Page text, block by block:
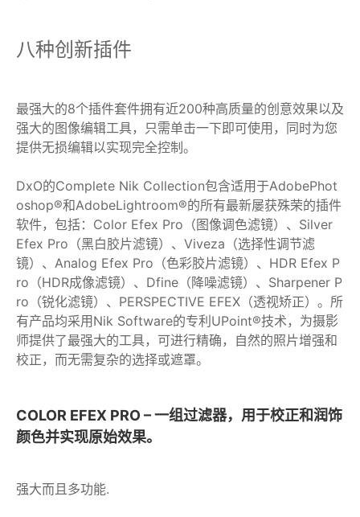
八种创新插件
最强大的8个插件套件拥有近200种高质量的创意效果以及
强大的图像编辑工具，只需单击一下即可使用，同时为您
提供无损编辑以实现完全控制。
DxO的Complete Nik Collection包含适用于AdobePhot
oshop®和AdobeLightroom®的所有最新屡获殊荣的插件
软件，包括：Color Efex Pro（图像调色滤镜）、Silver
Efex Pro（黑白胶片滤镜）、Viveza（选择性调节滤
镜）、Analog Efex Pro（色彩胶片滤镜）、HDR Efex P
ro（HDR成像滤镜）、Dfine（降噪滤镜）、Sharpener P
ro（锐化滤镜）、 PERSPECTIVE EFEX（透视矫正） 。所
有产品均采用Nik Software的专利UPoint®技术，为摄影
师提供了最强大的工具，可进行精确，自然的照片增强和
校正，而无需复杂的选择或遮罩。
COLOR EFEX PRO – 一组过滤器，用于校正和润饰
颜色并实现原始效果。
强大而且多功能.